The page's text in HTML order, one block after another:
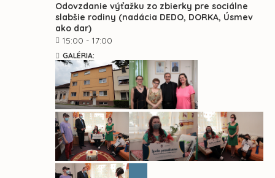
Odovzdanie výťažku zo zbierky pre sociálne
slabšie rodiny (nadácia DEDO, DORKA, Úsmev
ako dar)
15:00 - 17:00
GALÉRIA: